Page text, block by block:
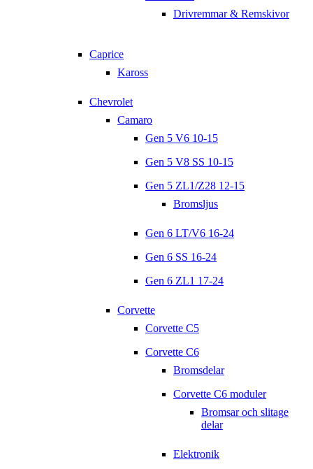
Drivremmar & Remskivor
Caprice
Kaross
Chevrolet
Camaro
Gen 5 V6 10-15
Gen 5 V8 SS 10-15
Gen 5 ZL1/Z28 12-15
Bromsljus
Gen 6 LT/V6 16-24
Gen 6 SS 16-24
Gen 6 ZL1 17-24
Corvette
Corvette C5
Corvette C6
Bromsdelar
Corvette C6 moduler
Bromsar och slitage
delar
Elektronik